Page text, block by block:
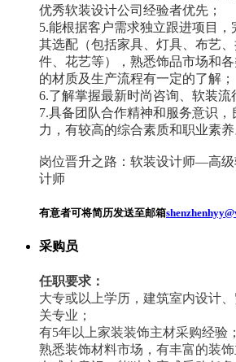
优秀软装设计公司经验者优先；
5.能根据客户需求独立跟进项目，
其选配（包括家具、灯具、布艺
件、花艺等），熟悉饰品市场和
的材质及生产流程有一定的了解；
6.了解掌握最新时尚咨询、软装流
7.具备团队合作精神和服务意识
力，有较高的综合素质和职业素养
岗位晋升之路：软装设计师—高
计师
有意者可将简历发送至邮箱
采购员
任职要求：
大专或以上学历，建筑室内设计
关专业；
有5年以上家装装饰主材采购经验；
熟悉装饰材料市场，有丰富的装饰